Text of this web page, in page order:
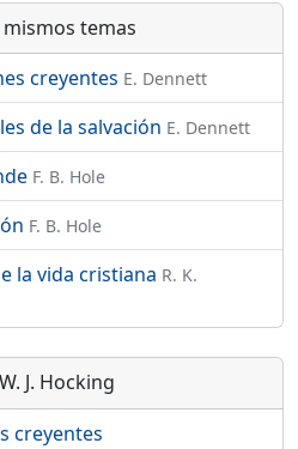
temas
creyentes E. Dennett
de la salvación E. Dennett
F. B. Hole
F. B. Hole
la vida cristiana R. K.
J. Hocking
creyentes